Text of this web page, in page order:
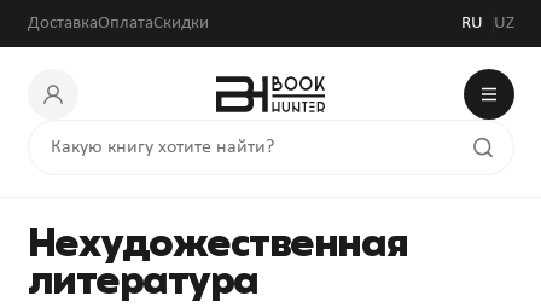
ДоставкаОплатаСкидки RU UZ
Нехудожественная
литература